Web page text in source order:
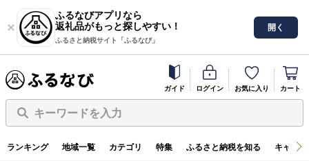
ふるなびアプリなら
返礼品がもっと探しやすい！
ふるさと納税サイト「ふるなび」
開く
ガイド ログイン お気に入り カート
キーワードを入力
ランキング 地域一覧 カテゴリ 特集 ふるさと納税を知る キャン